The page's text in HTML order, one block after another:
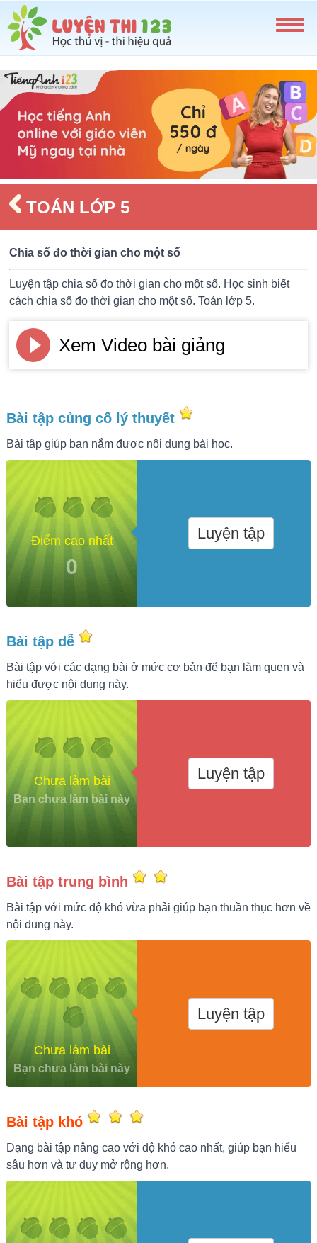
TOÁN LỚP 5
Chia số đo thời gian cho một số
Luyện tập chia số đo thời gian cho một số. Học sinh biết
cách chia số đo thời gian cho một số. Toán lớp 5.
Xem Video bài giảng
Bài tập củng cố lý thuyết
Bài tập giúp bạn nắm được nội dung bài học.
Điểm cao nhất
0
Luyện tập
Bài tập dễ
Bài tập với các dạng bài ở mức cơ bản để bạn làm quen và
hiểu được nội dung này.
Chưa làm bài
Bạn chưa làm bài này
Luyện tập
Bài tập trung bình
Bài tập với mức độ khó vừa phải giúp bạn thuần thục hơn về
nội dung này.
Chưa làm bài
Bạn chưa làm bài này
Luyện tập
Bài tập khó
Dạng bài tập nâng cao với độ khó cao nhất, giúp bạn hiểu
sâu hơn và tư duy mở rộng hơn.